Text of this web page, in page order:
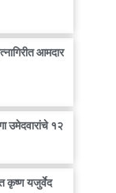
आमदार
उमेदवारांचे १२
कृष्ण यजुर्वेद